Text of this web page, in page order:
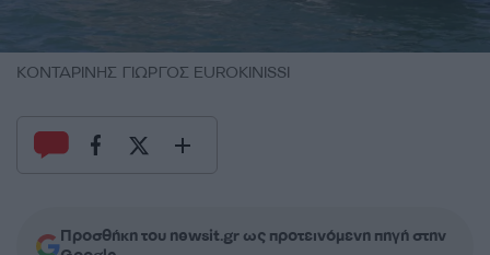
ΚΟΝΤΑΡΙΝΗΣ ΓΙΩΡΓΟΣ EUROKINISSI
Προσθήκη του newsit.gr ως προτεινόμενη πηγή στην